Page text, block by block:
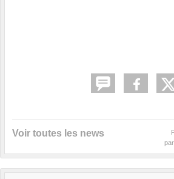
Voir toutes les news
par